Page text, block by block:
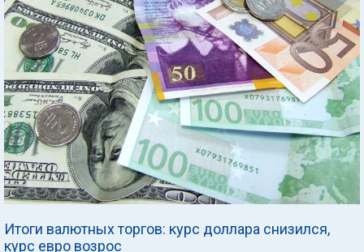
Итоги валютных торгов: курс доллара снизился,
курс евро возрос